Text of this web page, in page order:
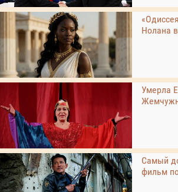
Нолана
Умерла
Самый
фильм